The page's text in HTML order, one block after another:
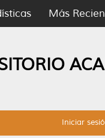
Más
Iniciar